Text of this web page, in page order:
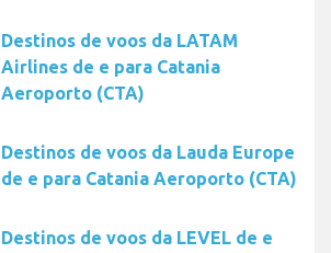
Destinos de voos da LATAM
Airlines de e para Catania
Aeroporto (CTA)
Destinos de voos da Lauda Europe
de e para Catania Aeroporto (CTA)
Destinos de voos da LEVEL de e